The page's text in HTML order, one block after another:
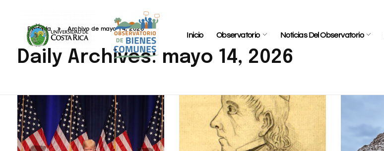
Inicio Observatorio Noticias Del Observatorio
Portada » Archivo de mayo 14, 2026
Daily Archives: mayo 14, 2026